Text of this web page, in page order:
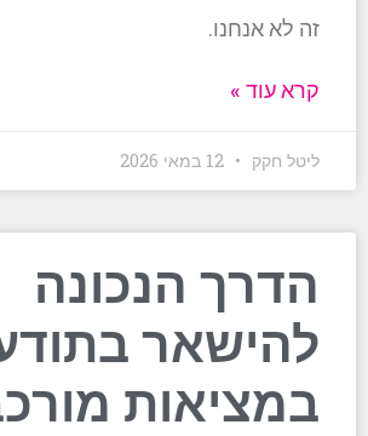
זה לא אנחנו.
קרא עוד »
ליטל חקק
הדרך הנכונה
להישאר
במציאות